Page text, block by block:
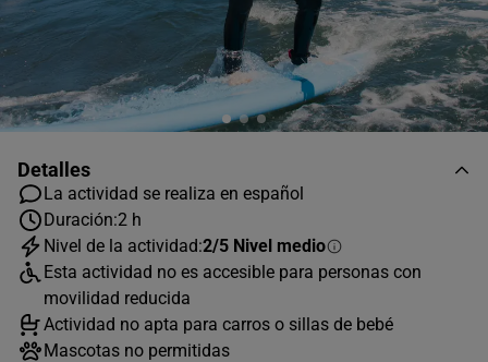
AGOSTO 2026
L
M X J
1
2
Detalles
La actividad se realiza en español
Duración:2 h
Nivel de la actividad:2/5 Nivel medio
Esta actividad no es accesible para personas con
movilidad reducida
Actividad no apta para carros o sillas de bebé
Mascotas no permitidas